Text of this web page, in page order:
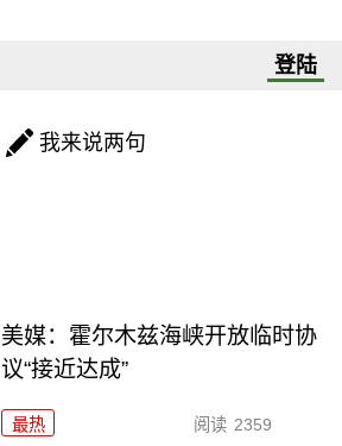
登陆
我来说两句
美媒：霍尔木兹海峡开放临时协
议“接近达成”
最热 阅读 2359